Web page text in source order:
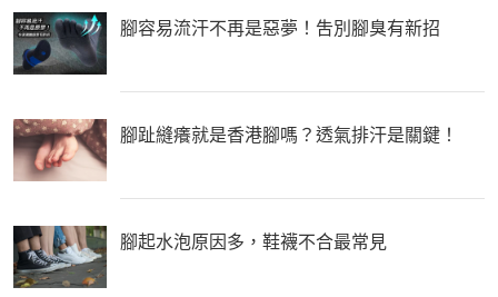
腳容易流汗不再是惡夢！吿別腳臭有新招
腳趾縫癢就是香港腳嗎？透氣排汗是關鍵！
腳起水泡原因多，鞋襪不合最常見